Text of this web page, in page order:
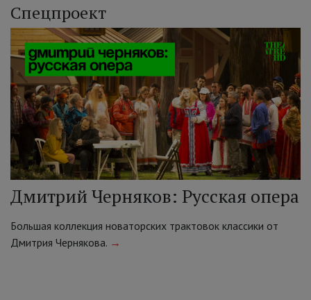
Спецпроект
Дмитрий Черняков: Русская опера
Большая коллекция новаторских трактовок классики от
Дмитрия Чернякова. →